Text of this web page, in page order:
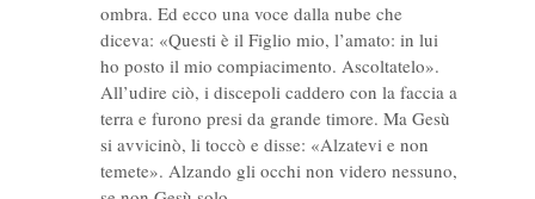
ombra. Ed ecco una voce dalla nube che
diceva: «Questi è il Figlio mio, l’amato: in lui
ho posto il mio compiacimento. Ascoltatelo».
All’udire ciò, i discepoli caddero con la faccia a
terra e furono presi da grande timore. Ma Gesù
si avvicinò, li toccò e disse: «Alzatevi e non
temete». Alzando gli occhi non videro nessuno,